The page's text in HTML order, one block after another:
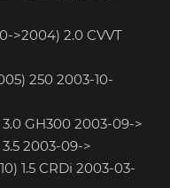
>2004) 2.0 CVVT
250 2003-10-
GH300 2003-09->
2003-09->
1.5 CRDi 2003-03-